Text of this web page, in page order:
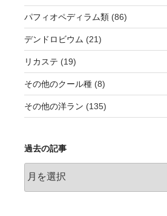
パフィオペディラム類(86)
デンドロビウム (21)
リカステ (19)
その他のクール種(8)
その他の洋ラン (135)
過去の記事
去